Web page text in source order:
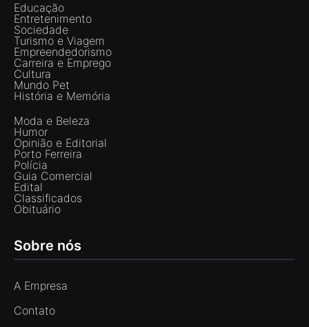
Educação
Entretenimento
Sociedade
Turismo e Viagem
Empreendedorismo
Carreira e Emprego
Cultura
Mundo Pet
História e Memória
Moda e Beleza
Humor
Opinião e Editorial
Porto Ferreira
Polícia
Guia Comercial
Edital
Classificados
Obituário
Sobre nós
A Empresa
Contato